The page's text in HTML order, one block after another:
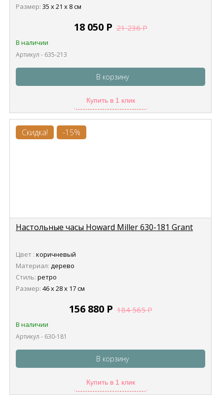
Размер: 35 х 21 х 8 см
18 050 Р 21 236Р
В наличии
Артикул - 635-213
В корзину
Купить в 1 клик
Скидка! -15%
Настольные часы Howard Miller 630-181 Grant
Цвет : коричневый
Материал: дерево
Стиль: ретро
Размер: 46 х 28 х 17 см
156 880 Р 184 565Р
В наличии
Артикул - 630-181
В корзину
Купить в 1 клик